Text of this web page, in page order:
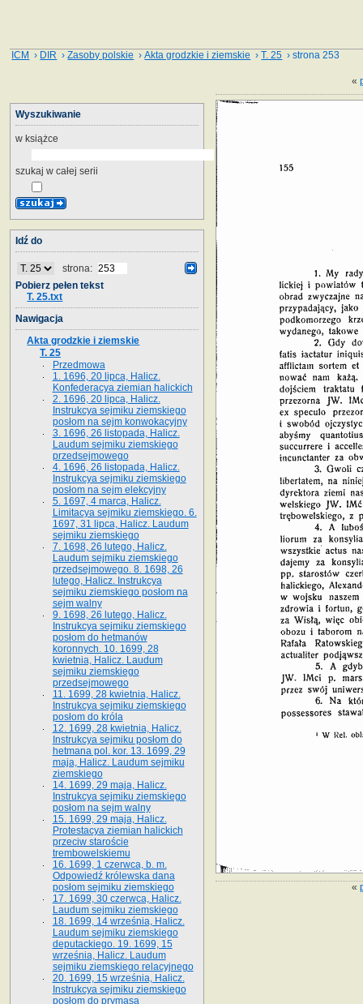
ICM › DIR ›Zasoby polskie ›Akta grodzkie i ziemskie ›T. 25 › strona 253
«
«
Wyszukiwanie
w książce
szukaj w całej serii
Idź do
strona:
Pobierz pełen tekst
T. 25.txt
Nawigacja
Akta grodzkie i ziemskie
T. 25
Przedmowa
1. 1696, 20 lipca, Halicz.
Konfederacya ziemian halickich
2. 1696, 20 lipca, Halicz.
Instrukcya sejmiku ziemskiego
posłom na sejm konwokacyjny
3. 1696, 26 listopada, Halicz.
Laudum sejmiku ziemskiego
przedsejmowego
4. 1696, 26 listopada, Halicz.
Instrukcya sejmiku ziemskiego
posłom na sejm elekcyjny
5. 1697, 4 marca, Halicz.
Limitacya sejmiku ziemskiego. 6.
1697, 31 lipca, Halicz. Laudum
sejmiku ziemskiego
7. 1698, 26 lutego, Halicz.
Laudum sejmiku ziemskiego
przedsejmowego. 8. 1698, 26
lutego, Halicz. Instrukcya
sejmiku ziemskiego posłom na
sejm walny
9. 1698, 26 lutego, Halicz.
Instrukcya sejmiku ziemskiego
posłom do hetmanów
koronnych. 10. 1699, 28
kwietnia, Halicz. Laudum
sejmiku ziemskiego
przedsejmowego
11. 1699, 28 kwietnia, Halicz.
Instrukcya sejmiku ziemskiego
posłom do króla
12. 1699, 28 kwietnia, Halicz.
Instrukcya sejmiku posłom do
hetmana pol. kor. 13. 1699, 29
maja, Halicz. Laudum sejmiku
ziemskiego
14. 1699, 29 maja, Halicz.
Instrukcya sejmiku ziemskiego
posłom na sejm walny
15. 1699, 29 maja, Halicz.
Protestacya ziemian halickich
przeciw staroście
trembowelskiemu
16. 1699, 1 czerwca, b. m.
Odpowiedź królewska dana
posłom sejmiku ziemskiego
17. 1699, 30 czerwca, Halicz.
Laudum sejmiku ziemskiego
18. 1699, 14 września, Halicz.
Laudum sejmiku ziemskiego
deputackiego. 19. 1699, 15
września, Halicz. Laudum
sejmiku ziemskiego relacyjnego
20. 1699, 15 września, Halicz.
Instrukcya sejmiku ziemskiego
posłom do prymasa